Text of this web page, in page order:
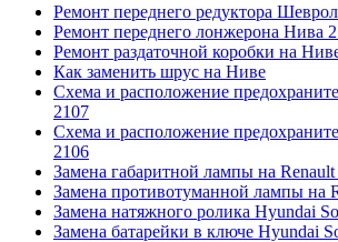
Ремонт переднего редуктора
Ремонт переднего лонжерона Нива
Ремонт раздаточной коробки на
Как заменить шрус на Ниве
Схема и расположение
2107
Схема и расположение
2106
Замена габаритной лампы на
Замена противотуманной лампы на
Замена натяжного ролика Hyundai
Замена батарейки в ключе Hyundai